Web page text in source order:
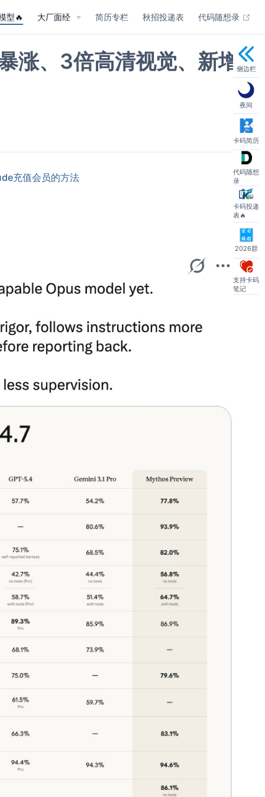
型🔥 大厂面经 简历专栏 秋招投递表 代码随想录
涨、3倍高清视觉、新增
充值会员的方法
侧边栏
夜间
卡码简历
代码随想
录
卡码投递
表🔥
2026群
支持卡码
笔记